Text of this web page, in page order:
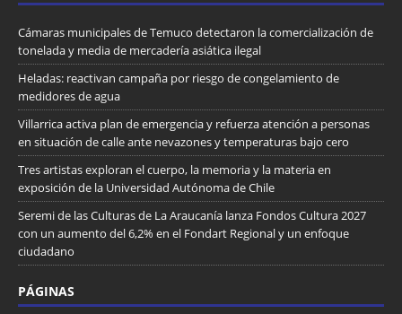
Cámaras municipales de Temuco detectaron la comercialización de
tonelada y media de mercadería asiática ilegal
Heladas: reactivan campaña por riesgo de congelamiento de
medidores de agua
Villarrica activa plan de emergencia y refuerza atención a personas
en situación de calle ante nevazones y temperaturas bajo cero
Tres artistas exploran el cuerpo, la memoria y la materia en
exposición de la Universidad Autónoma de Chile
Seremi de las Culturas de La Araucanía lanza Fondos Cultura 2027
con un aumento del 6,2% en el Fondart Regional y un enfoque
ciudadano
PÁGINAS